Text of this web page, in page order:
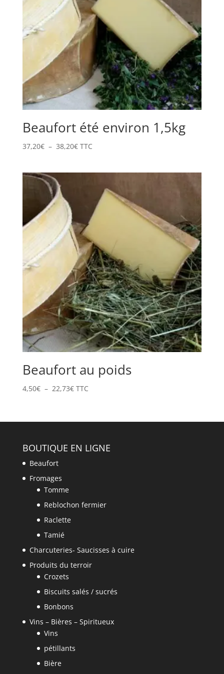
Beaufort été environ 1,5kg
37,20€ – 38,20€Plage
38,20€
TTC
Beaufort au poids
4,50€ – 22,73€Plage
4,50€
22,73€
TTC
BOUTIQUE EN LIGNE
Beaufort
Fromages
Tomme
Reblochon fermier
Raclette
Tamié
Charcuteries- Saucisses à cuire
Produits du terroir
Crozets
Biscuits salés / sucrés
Bonbons
Vins – Bières – Spiritueux
Vins
pétillants
Bière